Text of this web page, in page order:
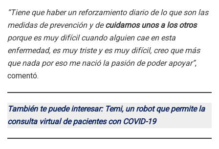
“Tiene que haber un reforzamiento diario de lo que son las
medidas de prevención y decuidarnos unos a los otros
porque es muy difícil cuando alguien cae en esta
enfermedad, es muy triste y es muy difícil, creo que más
que nada por eso me nació la pasión de poder apoyar”,
comentó.
También te puede interesar: Temi, un robot que permite la
consulta virtual de pacientes con COVID-19